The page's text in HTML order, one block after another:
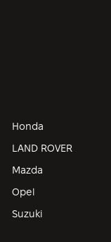
Honda
LAND ROVER
Mazda
Opel
Suzuki